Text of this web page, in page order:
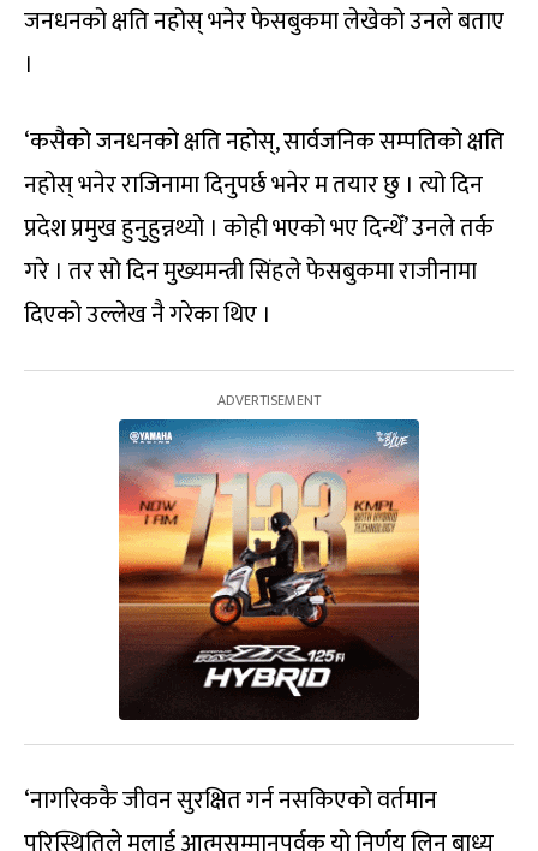
जनधनको क्षति नहोस् भनेर फेसबुकमा लेखेको उनले बताए
।
‘कसैको जनधनको क्षति नहोस्, सार्वजनिक सम्पतिको क्षति
नहोस् भनेर राजिनामा दिनुपर्छ भनेर म तयार छु । त्यो दिन
प्रदेश प्रमुख हुनुहुन्नथ्यो । कोही भएको भए दिन्थेँ’ उनले तर्क
गरे । तर सो दिन मुख्यमन्त्री सिंहले फेसबुकमा राजीनामा
दिएको उल्लेख नै गरेका थिए ।
‘नागरिककै जीवन सुरक्षित गर्न नसकिएको वर्तमान